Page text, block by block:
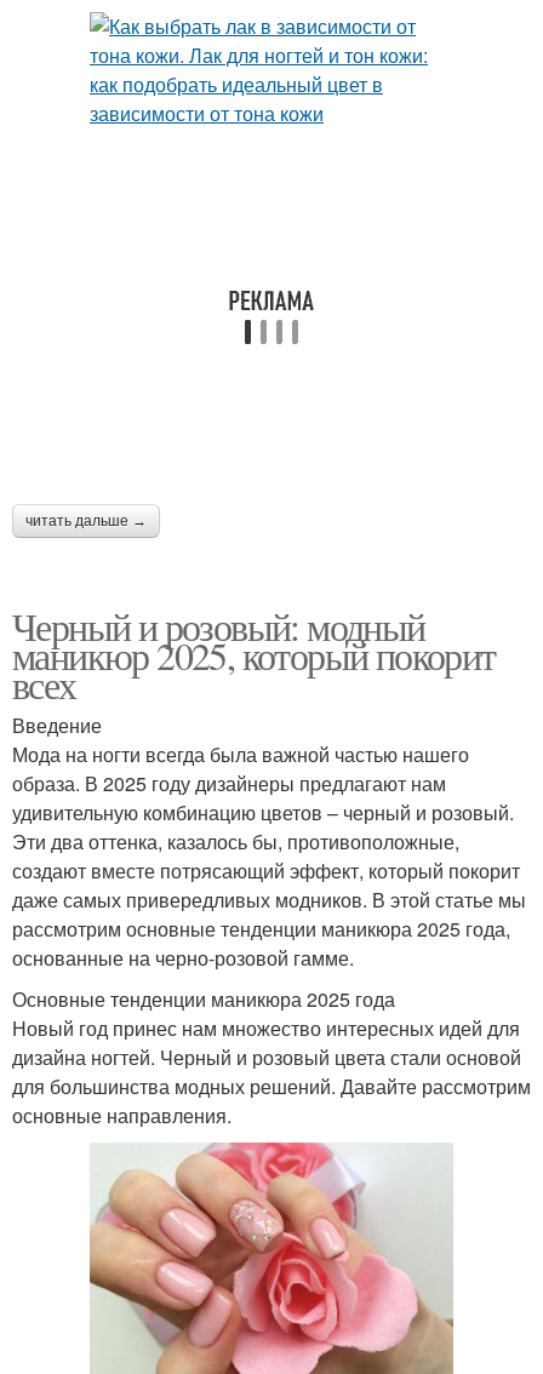
читать дальше →
Черный и розовый: модный
маникюр 2025, который покорит
всех
Введение
Мода на ногти всегда была важной частью нашего
образа. В 2025 году дизайнеры предлагают нам
удивительную комбинацию цветов – черный и розовый.
Эти два оттенка, казалось бы, противоположные,
создают вместе потрясающий эффект, который покорит
даже самых привередливых модников. В этой статье мы
рассмотрим основные тенденции маникюра 2025 года,
основанные на черно-розовой гамме.
Основные тенденции маникюра 2025 года
Новый год принес нам множество интересных идей для
дизайна ногтей. Черный и розовый цвета стали основой
для большинства модных решений. Давайте рассмотрим
основные направления.